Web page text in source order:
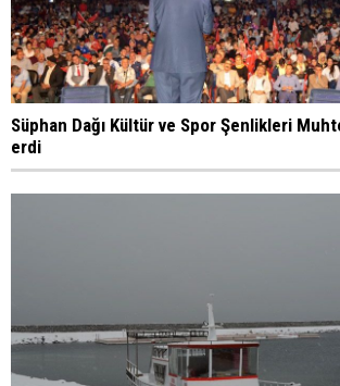
Süphan Dağı Kültür ve Spor Şenlikleri
erdi